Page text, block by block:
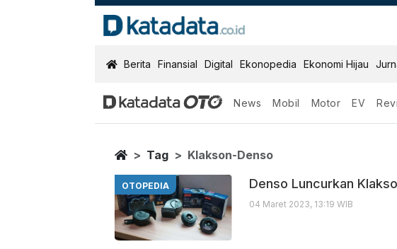
KatadataOTO
Berita Finansial Digital Ekonopedia Ekonomi Hijau
News Mobil Motor EV
Klakson Denso
Berita Terbaru
Home
Tag Klakson-Denso
OTOPEDIA Denso Luncurkan
04 Maret 2023, 13:19 WIB